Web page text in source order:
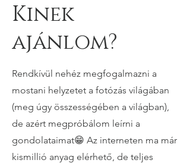
Kinek
ajánlom?
Rendkívül nehéz megfogalmazni a
mostani helyzetet a fotózás világában
(meg úgy összességében a világban),
de azért megpróbálom leírni a
gondolataimat😁 Az interneten ma már
kismillió anyag elérhető, de teljes